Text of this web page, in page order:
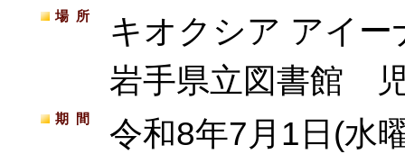
場所
キオクシア アイー
岩手県立図書館
期間 令和8年7月1日(水